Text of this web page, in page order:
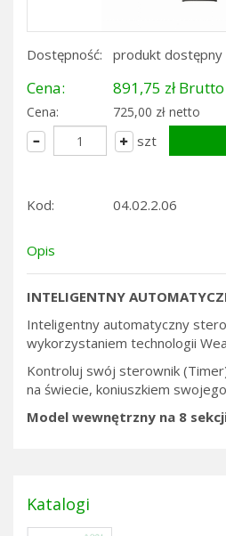
Dostępność: produkt dostępny
Cena: 891,75 zł Brutto
Cena:
725,00 zł netto
szt
Kod: 04.02.2.06
Opis
INTELIGENTNY
Inteligentny automatyczny
wykorzystaniem technologii
Kontroluj swój sterownik
na świecie, koniuszkiem
Model wewnętrzny na 8
Katalogi